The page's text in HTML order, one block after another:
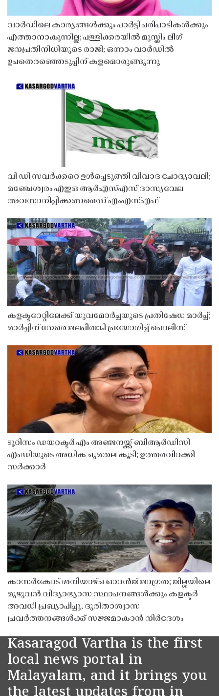
വാർഡിലെ കാര്യങ്ങൾക്കും പാർട്ടി പരിപാടികൾക്കും
എത്താനാകുന്നില്ല; പള്ളിക്കരയിൽ മുസ്ലിം ലീഗ്
ജനപ്രതിനിധിയുടെ രാജി; ഒന്നാം വാർഡിൽ
ഉപതെരഞ്ഞെടുപ്പിന് കളമൊരുങ്ങുന്നു
വി ഡി സവർക്കറെ ഉൾപ്പെടുത്തി വിവാദ ചോദ്യാവലി;
മഞ്ചേശ്വരം എഇഒ ആർഎസ്എസ് ദാസ്യവേല
അവസാനിപ്പിക്കണമെന്ന് എംഎസ്എഫ്
കളക്ടറേറ്റിലേക്ക് യുവമോർച്ചയുടെ പ്രതിഷേധ മാർച്ച്;
മാർച്ചിന് നേരെ ജലപീരങ്കി പ്രയോഗിച്ച് പൊലീസ്
ടൂറിസം ഡയറക്ടർ എം അഞ്ജനയ്ക്ക് ബിആർഡിസി
എംഡിയുടെ അധിക ചുമതല കൂടി; ഉത്തരവിറക്കി
സർക്കാർ
കാസർകോട് ശനിയാഴ്ച ഓറൻജ് ജാഗ്രത; ജില്ലയിലെ
മുഴുവൻ വിദ്യാഭ്യാസ സ്ഥാപനങ്ങൾക്കും കളക്ടർ
അവധി പ്രഖ്യാപിച്ചു, ദുരിതാശ്വാസ
പ്രവർത്തനങ്ങൾക്ക് സജ്ജമാകാൻ നിർദേശം
Kasaragod Vartha is the first
local news portal in
Malayalam, and it brings you